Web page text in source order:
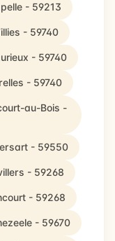
- 59213
- 59740
- 59740
- 59740
au-Bois -
- 59550
- 59268
- 59268
- 59670